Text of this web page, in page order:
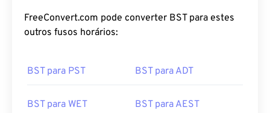
FreeConvert.com pode converter BST para estes
outros fusos horários:
BST para PST BST para ADT
BST para WET BST para AEST